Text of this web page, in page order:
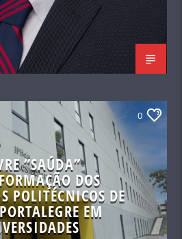
0
“SAÚDA”
DOS
POLITÉCNICOS DE
EM